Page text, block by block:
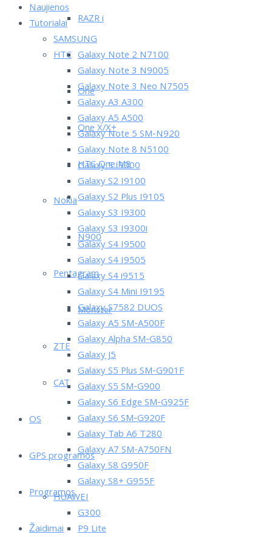
RAZR i
HTC
One
One X/X+
HTC One M8
Nokia
N900
Pentagram
Monster
ZTE
CAT
OS
GPS programos
Programos
Žaidimai
Naujienos
Tutorialai
SAMSUNG
Galaxy Note 2 N7100
Galaxy Note 3 N9005
Galaxy Note 3 Neo N7505
Galaxy A3 A300
Galaxy A5 A500
Galaxy Note 5 SM-N920
Galaxy Note 8 N5100
Galaxy S I9000
Galaxy S2 I9100
Galaxy S2 Plus I9105
Galaxy S3 I9300
Galaxy S3 I9300i
Galaxy S4 I9500
Galaxy S4 I9505
Galaxy S4 i9515
Galaxy S4 Mini I9195
Galaxy S7582 DUOS
Galaxy A5 SM-A500F
Galaxy Alpha SM-G850
Galaxy J5
Galaxy S5 Plus SM-G901F
Galaxy S5 SM-G900
Galaxy S6 Edge SM-G925F
Galaxy S6 SM-G920F
Galaxy Tab A6 T280
Galaxy A7 SM-A750FN
Galaxy S8 G950F
Galaxy S8+ G955F
HUAWEI
G300
P9 Lite